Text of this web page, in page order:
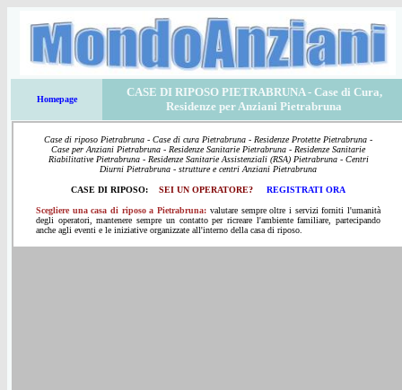
Homepage
CASE DI RIPOSO PIETRABRUNA- Case di Cura,
Residenze per Anziani Pietrabruna
Case di riposo Pietrabruna - Case di cura Pietrabruna - Residenze Protette Pietrabruna -
Case per Anziani Pietrabruna - Residenze Sanitarie Pietrabruna - Residenze Sanitarie
Riabilitative Pietrabruna - Residenze Sanitarie Assistenziali (RSA) Pietrabruna - Centri
Diurni Pietrabruna - strutture e centri Anziani Pietrabruna
CASE DI RIPOSO: SEI UN OPERATORE? REGISTRATI ORA
Scegliere una casa di riposo a Pietrabruna: valutare sempre oltre i servizi forniti l'umanità
degli operatori, mantenere sempre un contatto per ricreare l'ambiente familiare, partecipando
anche agli eventi e le iniziative organizzate all'interno della casa di riposo.